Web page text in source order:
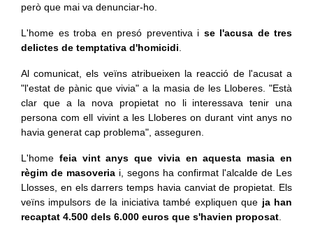
però que mai va denunciar-ho.
L'home es troba en presó preventiva i se l'acusa de tres
delictes de temptativa d'homicidi
Al comunicat, els veïns atribueixen la reacció de l'acusat a
"l'estat de pànic que vivia" a la masia de les Lloberes. "Està
clar que a la nova propietat no li interessava tenir una
persona com ell vivint a les Lloberes on durant vint anys no
havia generat cap problema", asseguren.
L'home feia vint anys que vivia en aquesta masia en
règim de masoveria i, segons ha confirmat l'alcalde de Les
Llosses, en els darrers temps havia canviat de propietat. Els
veïns impulsors de la iniciativa també expliquen que ja han
recaptat 4.500 dels 6.000 euros que s'havien proposat